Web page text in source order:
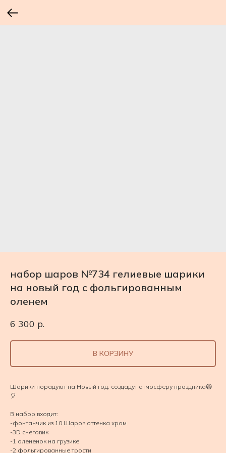
набор шаров №734 гелиевые шарики
на новый год с фольгированным
оленем
6 300 р.
В КОРЗИНУ
Шарики порадуют на Новый год, создадут атмосферу праздника😀
🎈
В набор входит:
-фонтанчик из 10 Шаров оттенка хром
-3D снеговик
-1 олененок на грузике
-2 фольгированные трости